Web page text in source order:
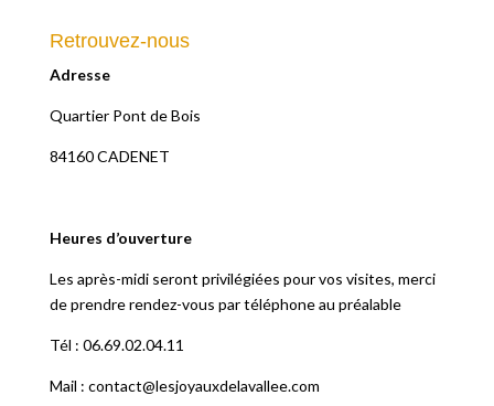
Retrouvez-nous
Adresse
Quartier Pont de Bois
84160 CADENET
Heures d’ouverture
Les après-midi seront privilégiées pour vos visites, merci
de prendre rendez-vous par téléphone au préalable
Tél : 06.69.02.04.11
Mail : contact@lesjoyauxdelavallee.com